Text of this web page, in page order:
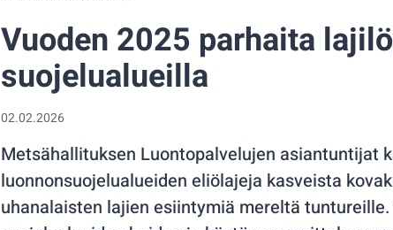
Vuoden 2025 parhaita
suojelualueilla
02.02.2026
Metsähallituksen Luontopalvelujen asiantuntijat
luonnonsuojelualueiden eliölajeja kasveista
uhanalaisten lajien esiintymiä mereltä